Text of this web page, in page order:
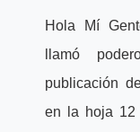
Hola Mí
llamó
publicación
en la hoja 12